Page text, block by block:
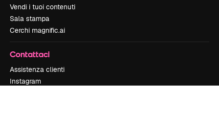
Vendi i tuoi contenuti
Sala stampa
Cerchi magnific.ai
Contattaci
Assistenza clienti
Instagram